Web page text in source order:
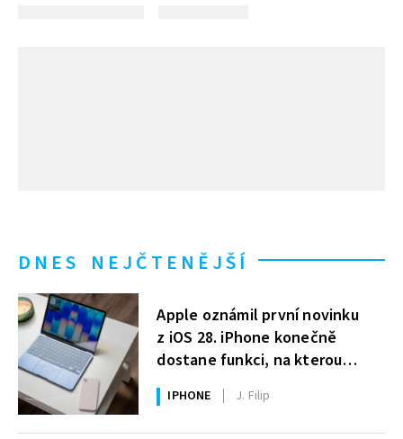
DNES NEJČTENĚJŠÍ
Apple oznámil první novinku
z iOS 28. iPhone konečně
dostane funkci, na kterou
uživatelé Windows čekají roky
IPHONE J. Filip